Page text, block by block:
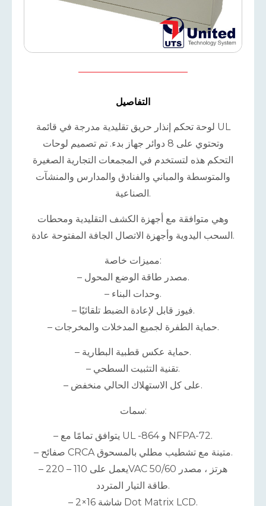
التفاصيل
لوحة تحكم إنذار حريق تقليدية مدرجة في قائمة UL
وتحتوي على 8 دوائر جهاز بدء. تم تصميم لوحات
التحكم هذه لتستخدم في المجمعات التجارية الصغيرة
والمتوسطة والمباني والفنادق والمدارس والمنشآت
الصناعية.
وهي متوافقة مع أجهزة الكشف التقليدية ومحطات
السحب اليدوية وأجهزة الاتصال الجافة المفتوحة عادة.
مميزات خاصة:
– مصدر طاقة الوضع المحول.
– وحدات البناء.
– فيوز قابل لإعادة الضبط تلقائيًا.
– حماية الطفرة لجميع المدخلات والمخرجات.
– حماية عكس قطبية البطارية.
– تقنية التثبيت السطحي.
– على كل الاستهلاك الحالي منخفض.
سمات:
– يتوافق تمامًا مع UL -864 و NFPA-72.
– صفائح CRCA متينة مع تشطيب مطلي بالمسحوق.
– يعمل على 110 – 220VAC 50/60 هرتز ، مصدر
طاقة التيار المتردد.
– شاشة 16×2 Dot Matrix LCD.